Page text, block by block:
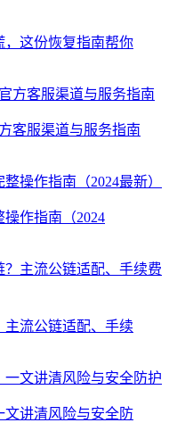
，这份恢复指南帮你
客服渠道与服务指南
操作指南（2024
主流公链适配、手续
文讲清风险与安全防